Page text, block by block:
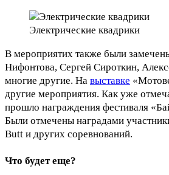
Электрические квадрики
В мероприятих также были
Нифонтова, Сергей Сироткин,
многие другие. На выставке
другие мероприятия. Как уже
прошло награждения фестиваля
Были отмечены наградами
Butt и других соревнований.
Что будет еще?